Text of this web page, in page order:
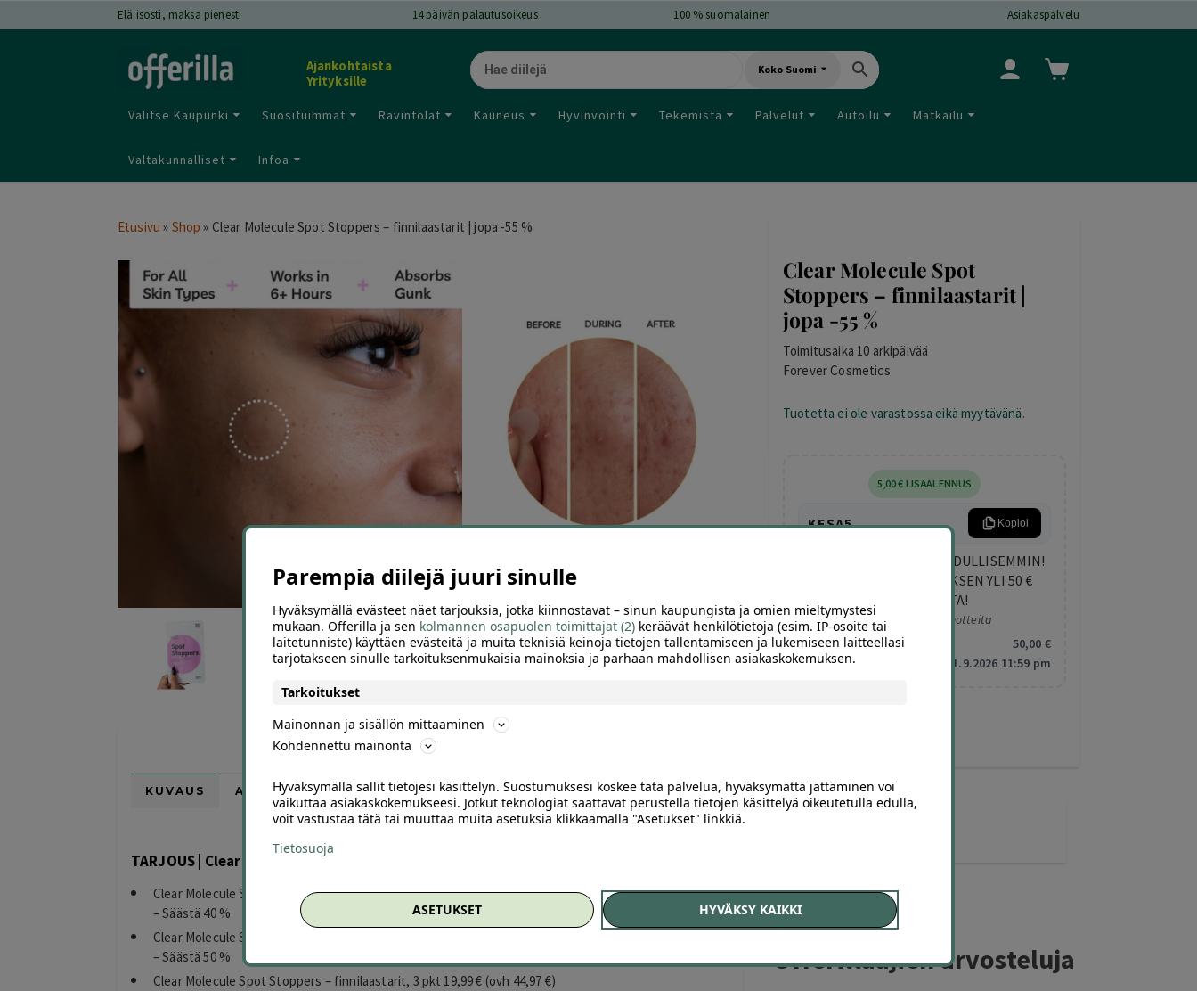
Elä isosti, maksa pienesti 14päivän palautusoikeus 100 % suomalainen Asiakaspalvelu
Ajankohtaista
Yrityksille
Koko Suomi
Valitse Kaupunki Suosituimmat Ravintolat Kauneus Hyvinvointi Tekemistä Palvelut Autoilu Matkailu
Valtakunnalliset Infoa
Etusivu » Shop » Clear Molecule Spot Stoppers – finnilaastarit | jopa -55 %
KUVAUS ARVIOT (0) SUOSITTELE
TARJOUS | Clear Molecule Spot Stoppers – finnilaastarit
Clear Molecule Spot Stoppers – finnilaastarit, 1 pkt 8,99 € (ovh 14,99 €)
– Säästä 40 %
Clear Molecule Spot Stoppers – finnilaastarit, 2 pkt 14,99 € (ovh 29,98 €)
– Säästä 50 %
Clear Molecule Spot Stoppers – finnilaastarit, 3 pkt 19,99 € (ovh 44,97 €)
Clear Molecule Spot
Stoppers – finnilaastarit |
jopa -55 %
Toimitusaika 10 arkipäivää
Forever Cosmetics
Tuotetta ei ole varastossa eikä myytävänä.
5,00€ LISÄALENNUS
KESA5 Kopioi
NAPPAA KESÄN DIILIT EDULLISEMMIN!
SAAT 5 € LISÄALENNUKSEN YLI 50 €
OSTOKSESTA!
Koskee valittuja tuotteita
Minimitilaus:
50,00 €
Vanhentuu:
1.9.2026 11:59 pm
Offerillaajien arvosteluja
Parempia diilejä juuri sinulle
Hyväksymällä evästeet näet tarjouksia, jotka kiinnostavat – sinun kaupungista ja omien mieltymystesi
mukaan. Offerilla ja sen kolmannen osapuolen toimittajat (2) keräävät henkilötietoja (esim. IP-osoite tai
laitetunniste) käyttäen evästeitä ja muita teknisiä keinoja tietojen tallentamiseen ja lukemiseen laitteellasi
tarjotakseen sinulle tarkoituksenmukaisia mainoksia ja parhaan mahdollisen asiakaskokemuksen.
Tarkoitukset
Mainonnan ja sisällön mittaaminen
Kohdennettu mainonta
Hyväksymällä sallit tietojesi käsittelyn. Suostumuksesi koskee tätä palvelua, hyväksymättä jättäminen voi
vaikuttaa asiakaskokemukseesi. Jotkut teknologiat saattavat perustella tietojen käsittelyä oikeutetulla edulla,
voit vastustaa tätä tai muuttaa muita asetuksia klikkaamalla "Asetukset" linkkiä.
Tietosuoja
ASETUKSET HYVÄKSY KAIKKI